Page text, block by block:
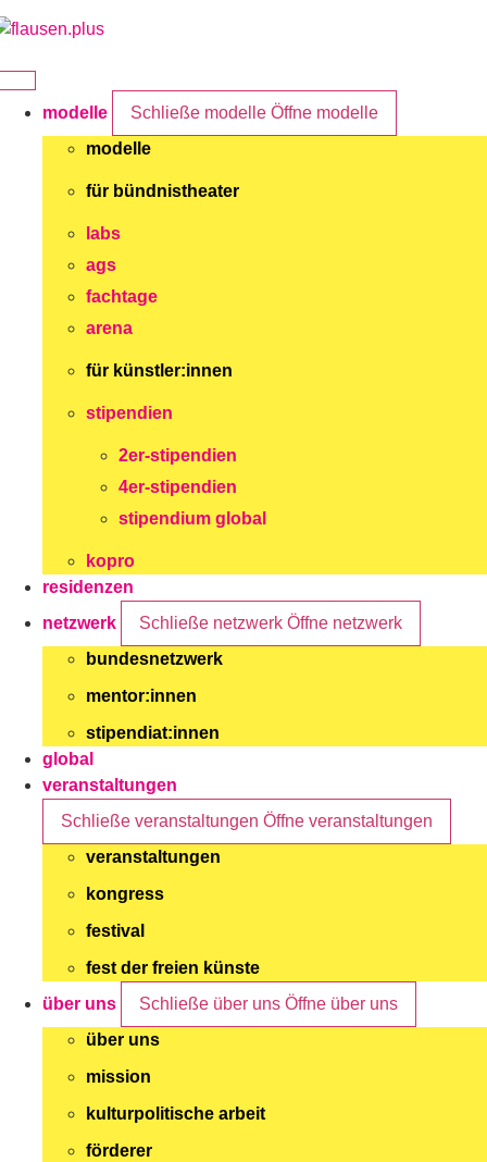
Zum
modelle
Schließe modelle Öffne modelle
modelle
für bündnistheater
labs
ags
fachtage
arena
für künstler:innen
stipendien
2er-stipendien
4er-stipendien
stipendium global
kopro
residenzen
netzwerk
Schließe netzwerk Öffne netzwerk
bundesnetzwerk
mentor:innen
stipendiat:innen
global
veranstaltungen
Schließe veranstaltungen Öffne veranstaltungen
veranstaltungen
kongress
festival
fest der freien künste
über uns
Schließe über uns Öffne über uns
über uns
mission
kulturpolitische arbeit
förderer